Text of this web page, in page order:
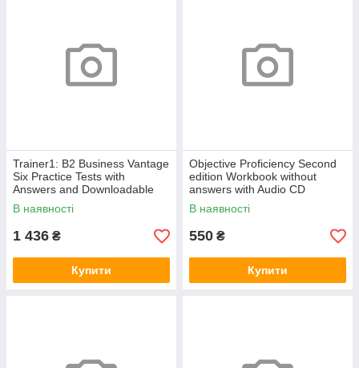
Trainer1: B2 Business Vantage
Six Practice Tests with
Answers and Downloadable
Resources
В наявності
1 436 ₴
Купити
Objective Proficiency Second
edition Workbook without
answers with Audio CD
В наявності
550 ₴
Купити